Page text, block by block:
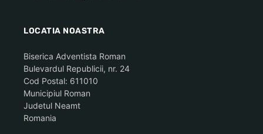
LOCATIA NOASTRA
Biserica Adventista Roman
Bulevardul Republicii, nr. 24
Cod Postal: 611010
Municipiul Roman
Judetul Neamt
Romania